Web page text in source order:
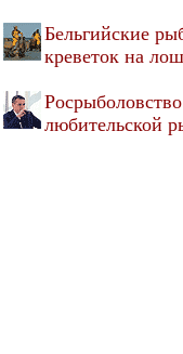
Бельгийские
креветок на
любительской